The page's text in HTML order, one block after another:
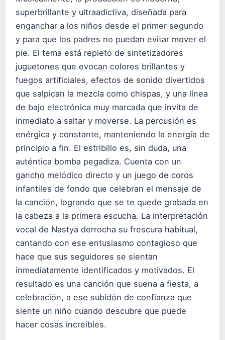
superbrillante y ultraadictiva, diseñada para
enganchar a los niños desde el primer segundo
y para que los padres no puedan evitar mover el
pie. El tema está repleto de sintetizadores
juguetones que evocan colores brillantes y
fuegos artificiales, efectos de sonido divertidos
que salpican la mezcla como chispas, y una línea
de bajo electrónica muy marcada que invita de
inmediato a saltar y moverse. La percusión es
enérgica y constante, manteniendo la energía de
principio a fin. El estribillo es, sin duda, una
auténtica bomba pegadiza. Cuenta con un
gancho melódico directo y un juego de coros
infantiles de fondo que celebran el mensaje de
la canción, logrando que se te quede grabada en
la cabeza a la primera escucha. La interpretación
vocal de Nastya derrocha su frescura habitual,
cantando con ese entusiasmo contagioso que
hace que sus seguidores se sientan
inmediatamente identificados y motivados. El
resultado es una canción que suena a fiesta, a
celebración, a ese subidón de confianza que
siente un niño cuando descubre que puede
hacer cosas increíbles.